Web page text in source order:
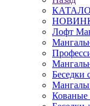
Лофт
Беседки
Мангалы
Кованые